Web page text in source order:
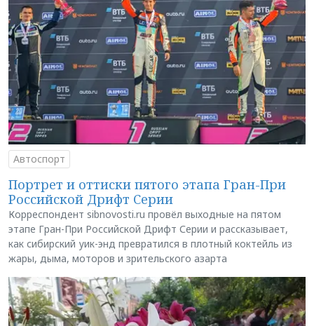
Автоспорт
Портрет и оттиски пятого этапа Гран-При
Российской Дрифт Серии
Корреспондент sibnovosti.ru провёл выходные на пятом
этапе Гран-При Российской Дрифт Серии и рассказывает,
как сибирский уик-энд превратился в плотный коктейль из
жары, дыма, моторов и зрительского азарта